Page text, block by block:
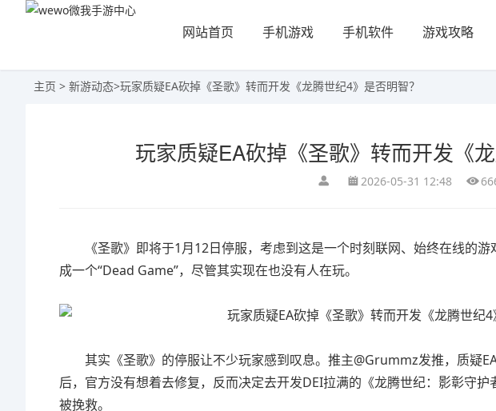
网站首页 手机游戏 手机软件 游戏攻略
主页 > 新游动态>玩家质疑EA砍掉《圣歌》转而开发《龙腾世纪4》是否明智？
玩家质疑EA砍掉《圣歌》转而开发《
2026-05-31 12:48
《圣歌》即将于1月12日停服，考虑到这是一个时刻联网、始终在线的
成一个“Dead Game”，尽管其实现在也没有人在玩。
其实《圣歌》的停服让不少玩家感到叹息。推主@Grummz发推，质疑
后，官方没有想着去修复，反而决定去开发DEI拉满的《龙腾世纪：影彰守
被挽救。